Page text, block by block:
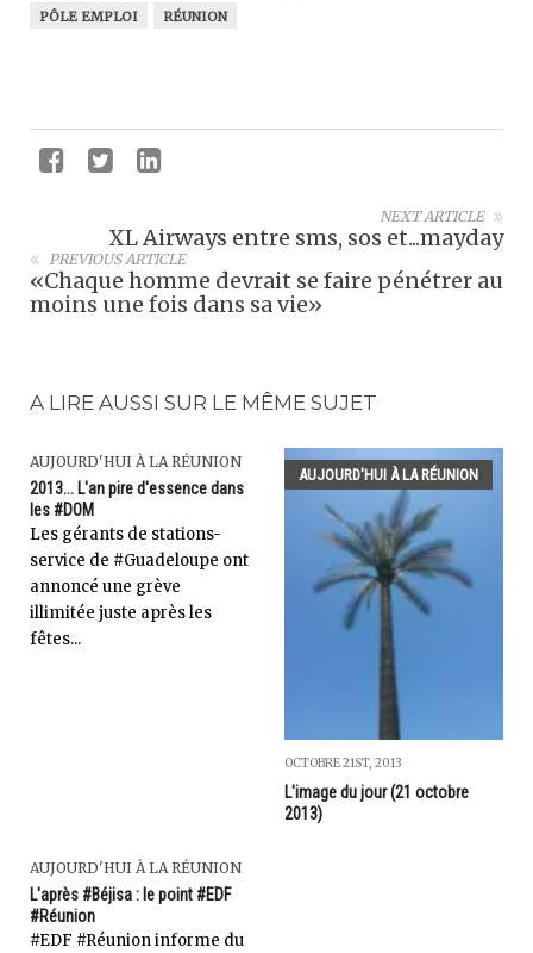
PÔLE EMPLOI
RÉUNION
NEXT ARTICLE
XL Airways entre sms, sos et...mayday
PREVIOUS ARTICLE
«Chaque homme devrait se faire pénétrer au
moins une fois dans sa vie»
A LIRE AUSSI SUR LE MÊME SUJET
AUJOURD'HUI À LA RÉUNION
2013... L'an pire d'essence dans
les #DOM
Les gérants de stations-
service de #Guadeloupe ont
annoncé une grève
illimitée juste après les
fêtes...
AUJOURD'HUI À LA RÉUNION
OCTOBRE 21ST, 2013
L'image du jour (21 octobre
2013)
AUJOURD'HUI À LA RÉUNION
L'après #Béjisa : le point #EDF
#Réunion
#EDF #Réunion informe du